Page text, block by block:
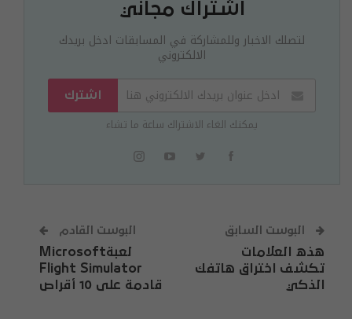
اشتراك مجاني
لتصلك الاخبار وللمشاركة في المسابقات ادخل بريدك
الالكتروني
اشترك
يمكنك الغاء الاشتراك ساعة ما تشاء
البوست السابق
هذه العلامات
تكشف اختراق هاتفك
الذكي
البوست القادم
لعبةMicrosoft
Flight Simulator
قادمة على 10 أقراص